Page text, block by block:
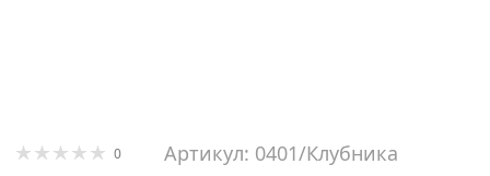
0 Артикул: 0401/Клубника